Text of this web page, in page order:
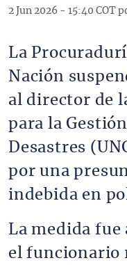
2 Jun 2026 - 15:40 COT
La
Nación
al director de
para la
Desastres
por una
indebida en
La medida
el funcionario